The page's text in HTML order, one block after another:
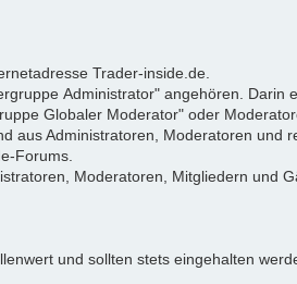
Trader-inside.de.
Administrator" angehören. Darin
Globaler Moderator" oder
aus Administratoren, Moderatoren und
Forums.
Moderatoren, Mitgliedern und
und sollten stets eingehalten